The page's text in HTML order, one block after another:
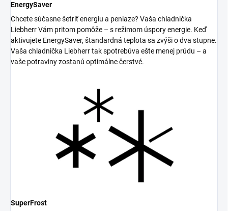
EnergySaver
Chcete súčasne šetriť energiu a peniaze? Vaša chladnička
Liebherr Vám pritom pomôže – s režimom úspory energie. Keď
aktivujete EnergySaver, štandardná teplota sa zvýši o dva stupne.
Vaša chladnička Liebherr tak spotrebúva ešte menej prúdu – a
vaše potraviny zostanú optimálne čerstvé.
SuperFrost